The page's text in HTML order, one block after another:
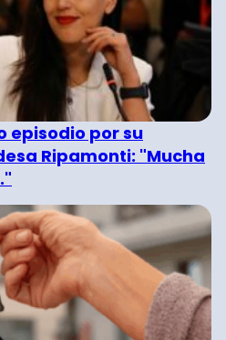
episodio por su
Ripamonti: "Mucha